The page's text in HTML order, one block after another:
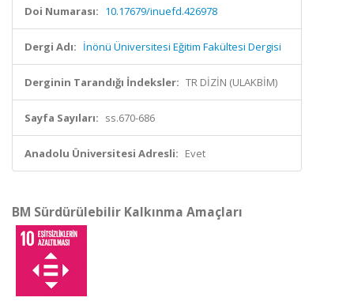
Doi Numarası: 10.17679/inuefd.426978
Dergi Adı: İnönü Üniversitesi Eğitim Fakültesi Dergisi
Derginin Tarandığı İndeksler: TR DİZİN (ULAKBİM)
Sayfa Sayıları: ss.670-686
Anadolu Üniversitesi Adresli: Evet
BM Sürdürülebilir Kalkınma Amaçları